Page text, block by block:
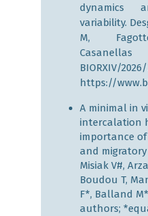
dynamics
variability.
M,
BIORXIV/2026/
https://
A minimal in
intercalation
importance
and migratory
Misiak V#,
Boudou T,
F*, Balland
authors;